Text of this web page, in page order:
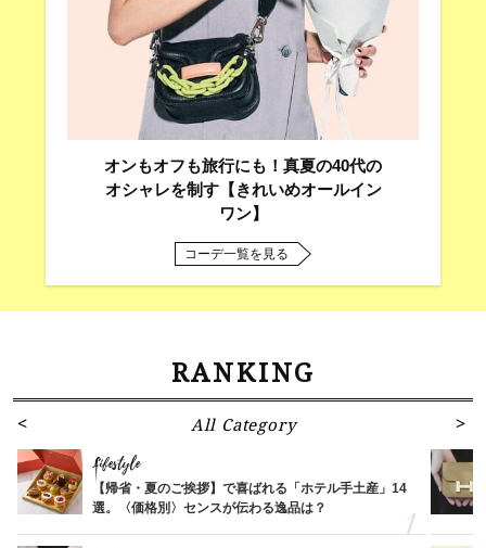
オンもオフも旅行にも！真夏の40代の
オシャレを制す【きれいめオールイン
ワン】
コーデ一覧を見る
RANKING
All Category
Lifestyle
【帰省・夏のご挨拶】で喜ばれる「ホテル手土産」14
選。〈価格別〉センスが伝わる逸品は？